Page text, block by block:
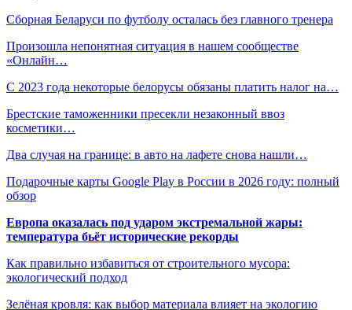
Сборная Беларуси по футболу осталась без главного тренера
Произошла непонятная ситуация в нашем сообществе
«Онлайн…
С 2023 года некоторые белорусы обязаны платить налог на…
Брестские таможенники пресекли незаконный ввоз
косметики…
Два случая на границе: в авто на лафете снова нашли…
Подарочные карты Google Play в России в 2026 году: полный
обзор
Европа оказалась под ударом экстремальной жары:
температура бьёт исторические рекорды
Как правильно избавиться от строительного мусора:
экологический подход
Зелёная кровля: как выбор материала влияет на экологию